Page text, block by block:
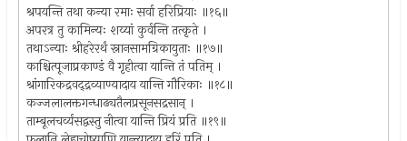
श्रपयन्ति तथा कन्या रमाः सर्वा हरिप्रियाः ॥१६॥
अपरत्र तु कामिन्यः शय्यां कुर्वन्ति तत्कृते ।
तथाऽन्याः श्रीहरेरर्थं स्नानसामग्रिकायुताः ॥१७॥
काश्चित्पूजाप्रकाण्डं वै गृहीत्वा यान्ति तं पतिम् ।
श्रांगारिकद्रवद्द्रव्याण्यादाय यान्ति गौरिकाः ॥१८॥
कज्जलालक्तगन्धाढ्यतैलप्रसूनसद्रसान् ।
ताम्बूलचर्व्यसद्वस्तु नीत्वा यान्ति प्रियं प्रति ॥१९॥